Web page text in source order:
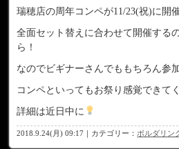
瑞穂店の周年コンペが11/23(祝)に開
全面セット替えに合わせて開催する
ら！
なのでビギナーさんでももちろん参
コンペといってもお祭り感覚できて
詳細は近日中に
2018.9.24(月) 09:17｜カテゴリー： ボルダリン